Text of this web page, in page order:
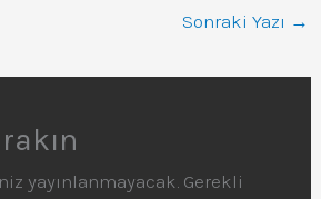
Sonraki Yazı →
yayınlanmayacak. Gerekli